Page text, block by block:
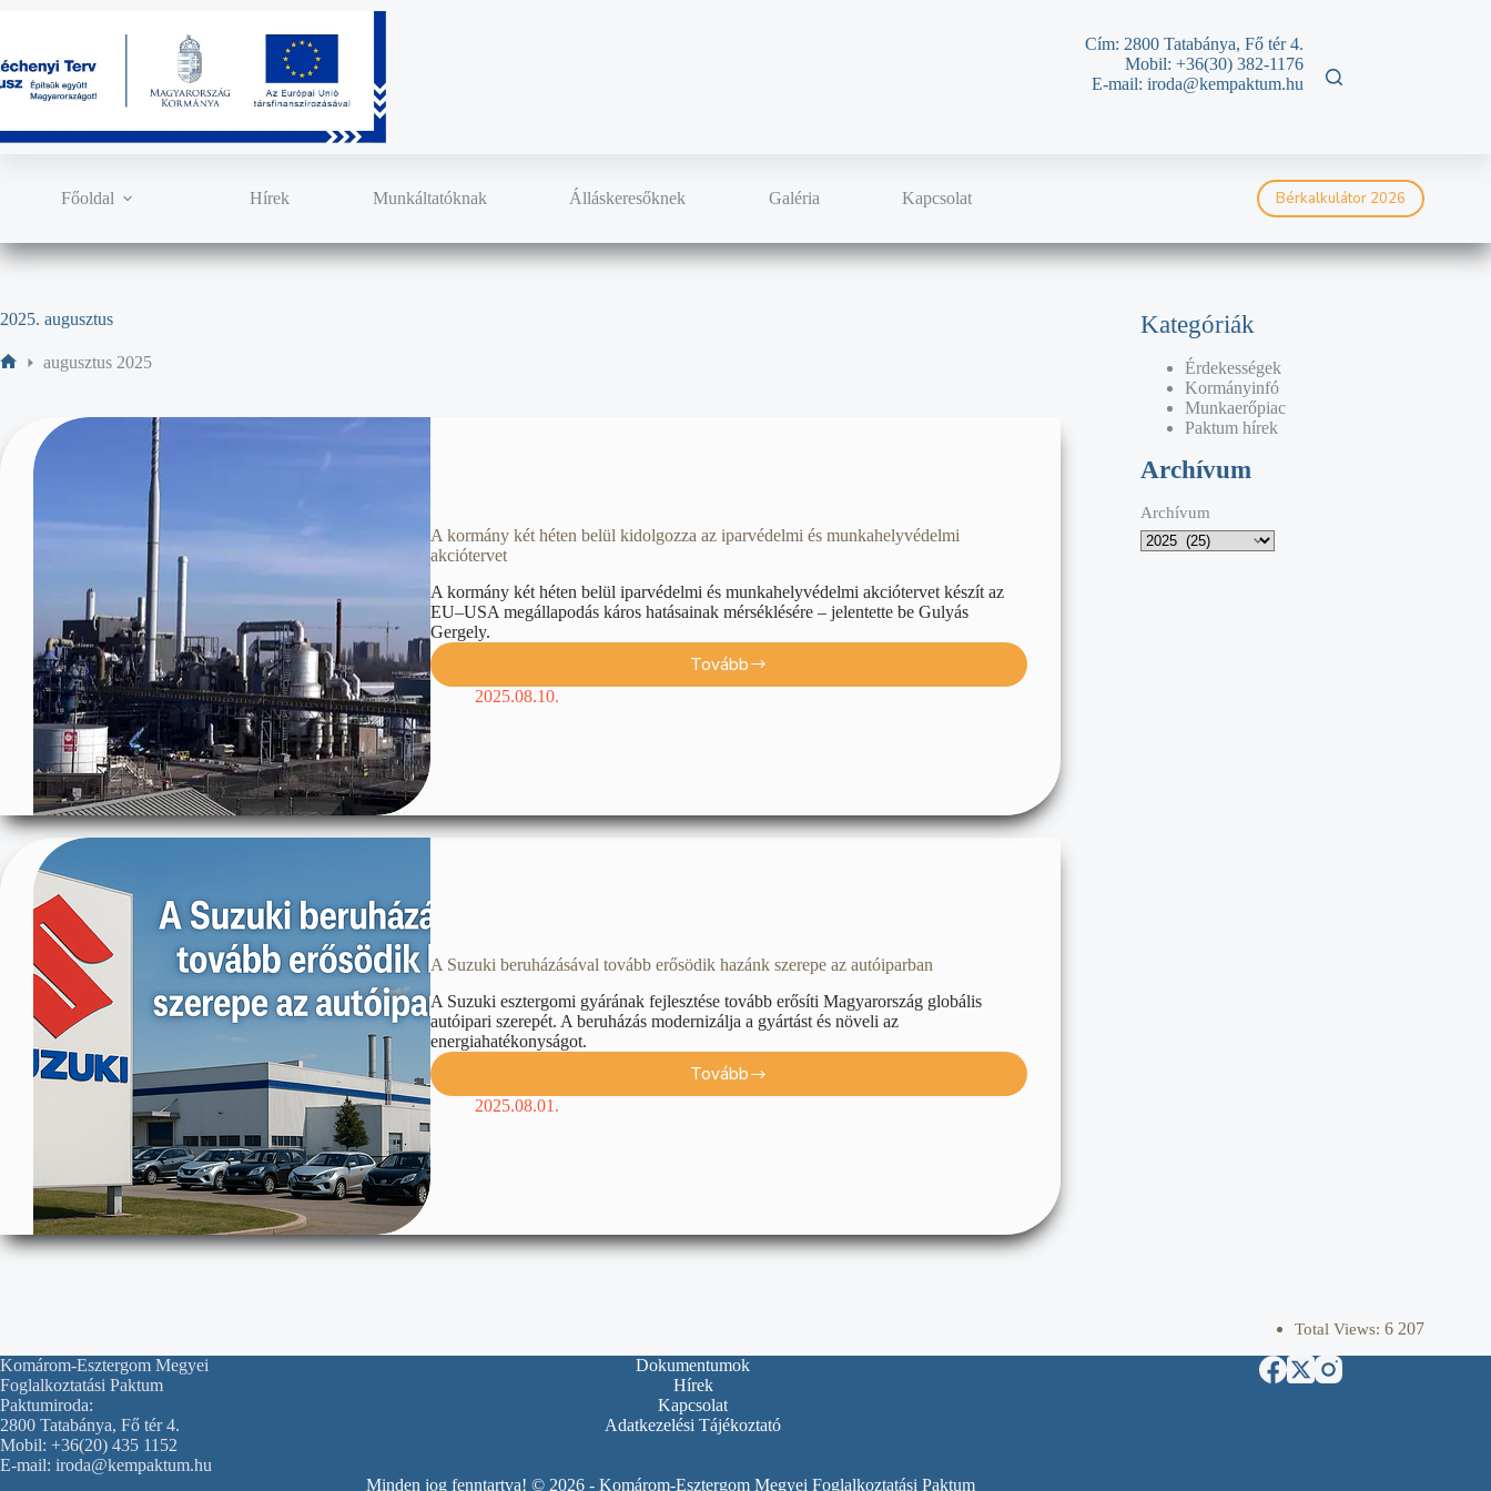
Cím: 2800 Tatabánya, Fő tér 4.
Mobil: +36(30) 382-1176
E-mail: iroda@kempaktum.hu
Főoldal Hírek Munkáltatóknak Álláskeresőknek Galéria Kapcsolat Bérkalkulátor 2026
2025. augusztus
augusztus 2025
A kormány két héten belül kidolgozza az iparvédelmi és munkahelyvédelmi
akciótervet
A kormány két héten belül iparvédelmi és munkahelyvédelmi akciótervet készít az
EU–USA megállapodás káros hatásainak mérséklésére – jelentette be Gulyás
Gergely.
Tovább
2025.08.10.
A Suzuki beruházásával tovább erősödik hazánk szerepe az autóiparban
A Suzuki esztergomi gyárának fejlesztése tovább erősíti Magyarország globális
autóipari szerepét. A beruházás modernizálja a gyártást és növeli az
energiahatékonyságot.
Tovább
2025.08.01.
Kategóriák
Érdekességek
Kormányinfó
Munkaerőpiac
Paktum hírek
Archívum
Archívum
Total Views: 6 207
Komárom-Esztergom Megyei
Foglalkoztatási Paktum
Paktumiroda:
2800 Tatabánya, Fő tér 4.
Mobil: +36(20) 435 1152
E-mail: iroda@kempaktum.hu
Dokumentumok
Hírek
Kapcsolat
Adatkezelési Tájékoztató
Minden jog fenntartva! © 2026 - Komárom-Esztergom Megyei Foglalkoztatási Paktum